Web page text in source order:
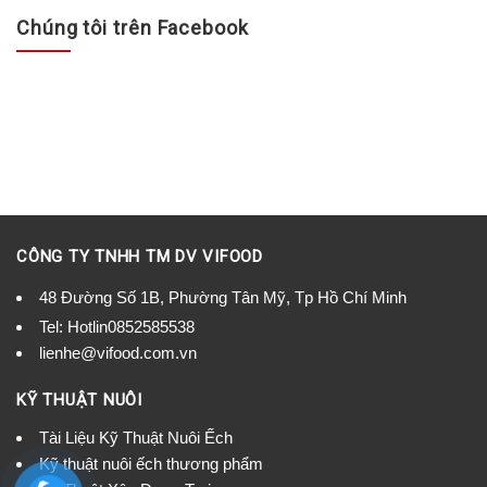
Chúng tôi trên Facebook
CÔNG TY TNHH TM DV VIFOOD
48 Đường Số 1B, Phường Tân Mỹ, Tp Hồ Chí Minh
Tel: Hotlin0852585538
lienhe@vifood.com.vn
KỸ THUẬT NUÔI
Tài Liệu Kỹ Thuật Nuôi Ếch
Kỹ thuật nuôi ếch thương phẩm